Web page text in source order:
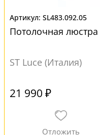
SL483.092.05
Потолочная люстра
ST Luce (Италия)
21 990 ₽